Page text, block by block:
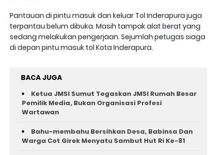
Pantauan di pintu masuk dan keluar Tol Inderapura juga
terpantau belum dibuka. Masih tampak alat berat yang
sedang melakukan pengerjaan. Sejumlah petugas siaga
di depan pintu masuk tol Kota Inderapura.
BACA JUGA
Ketua JMSI Sumut Tegaskan JMSI Rumah Besar
Pemilik Media, Bukan Organisasi Profesi
Wartawan
Bahu-membahu Bersihkan Desa, Babinsa Dan
Warga Cot Girek Menyatu Sambut Hut Ri Ke-81 ‎